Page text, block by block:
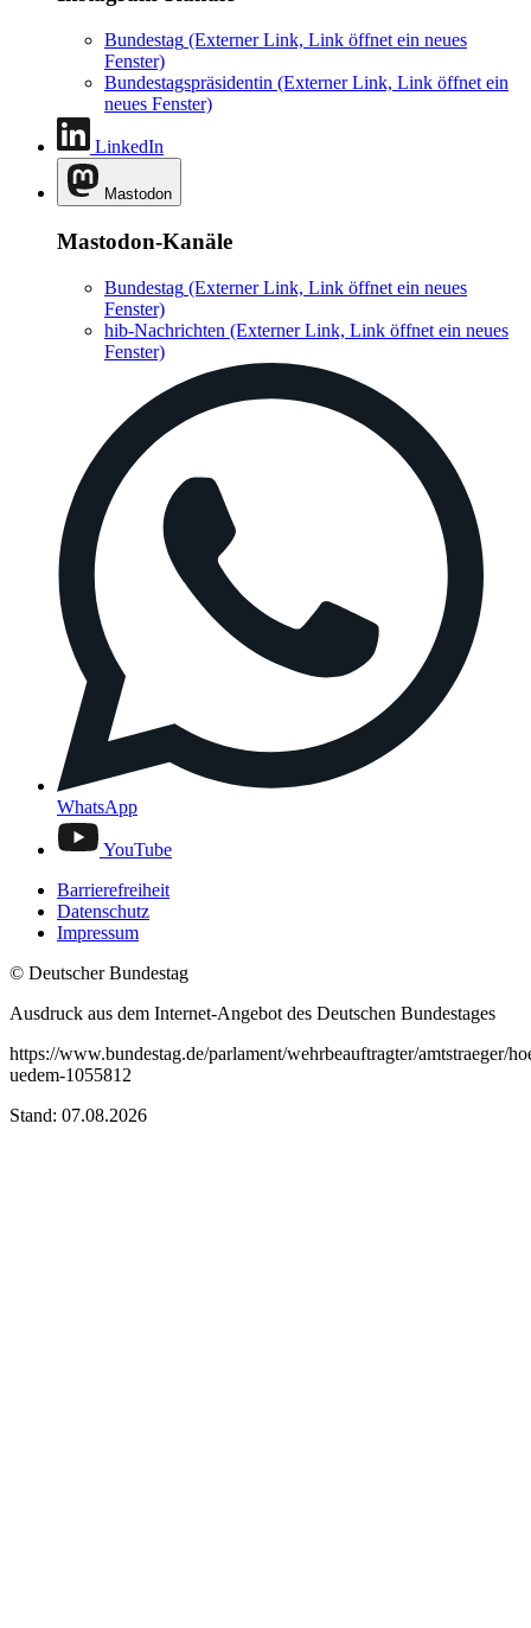
Bundestag (Externer Link, Link öffnet ein neues
Fenster)
Bundestagspräsidentin (Externer Link, Link öffnet ein
neues Fenster)
LinkedIn
Mastodon
Mastodon-Kanäle
Bundestag (Externer Link, Link öffnet ein neues
Fenster)
hib-Nachrichten (Externer Link, Link öffnet ein neues
Fenster)
WhatsApp
YouTube
Barrierefreiheit
Datenschutz
Impressum
© Deutscher Bundestag
Ausdruck aus dem Internet-Angebot des Deutschen Bundestages
https://www.bundestag.de/parlament/wehrbeauftragter/amtstraeger/
uedem-1055812
Stand: 07.08.2026